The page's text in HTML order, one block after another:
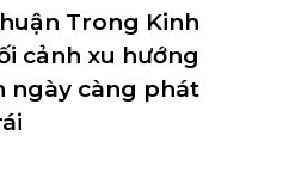
Trong Kinh
cảnh xu hướng
ngày càng phát